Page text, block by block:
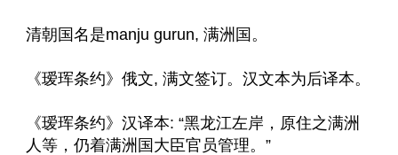
清朝国名是manju gurun, 满洲国。
《瑷珲条约》俄文, 满文签订。汉文本为后译本。
《瑷珲条约》汉译本: “黑龙江左岸，原住之满洲
人等，仍着满洲国大臣官员管理。”